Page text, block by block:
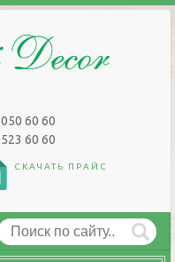
050 60 60
523 60 60
СКАЧАТЬ ПРАЙС